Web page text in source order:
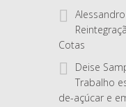
Alessandro
Cotas
Deise
Trabalho
de-açúcar e